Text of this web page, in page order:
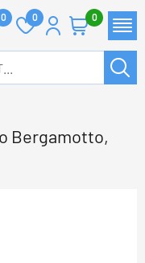
0 0 0
Bergamotto,